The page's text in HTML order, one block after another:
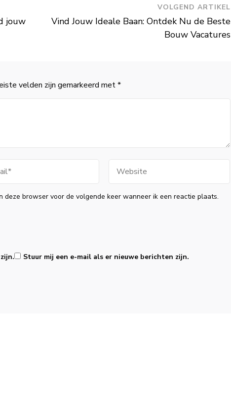
jouw
VOLGEND ARTIKEL
Vind Jouw Ideale Baan: Ontdek Nu de Beste
Bouw Vacatures
velden zijn gemarkeerd met*
deze browser voor de volgende keer wanneer ik een reactie plaats.
Stuur mij een e-mail als er nieuwe berichten zijn.